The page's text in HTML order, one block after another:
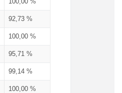
92,73 %
100,00 %
95,71 %
99,14 %
100,00 %